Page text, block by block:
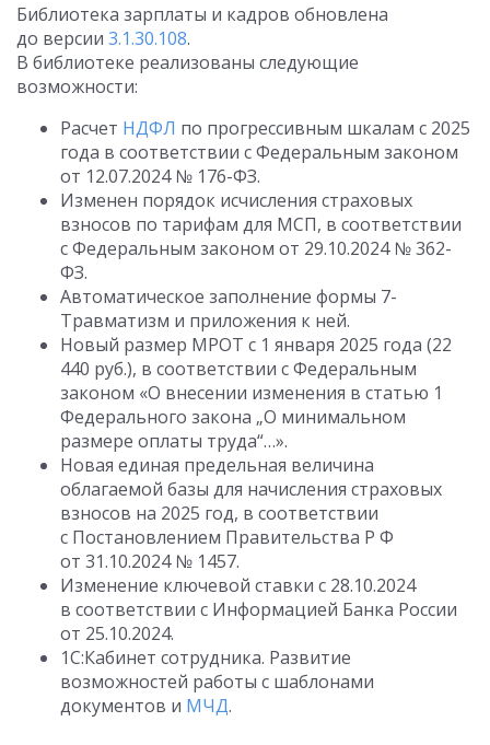
Библиотека зарплаты и кадров обновлена
до версии 3.1.30.108.
В библиотеке реализованы следующие
возможности:
Расчет НДФЛ по прогрессивным шкалам с 2025
года в соответствии с Федеральным законом
от 12.07.2024№ 176-ФЗ.
Изменен порядок исчисления страховых
взносов по тарифам для МСП, в соответствии
с Федеральным законом от 29.10.2024№ 362-
ФЗ.
Автоматическое заполнение формы 7-
Травматизм и приложения к ней.
Новый размер МРОТ с 1 января 2025 года (22
440 руб.), в соответствии с Федеральным
законом «О внесении изменения в статью 1
Федерального закона „О минимальном
размере оплаты труда“…».
Новая единая предельная величина
облагаемой базы для начисления страховых
взносов на 2025 год, в соответствии
с Постановлением Правительства Р Ф
от 31.10.2024№ 1457.
Изменение ключевой ставки с 28.10.2024
в соответствии с Информацией Банка России
от 25.10.2024.
1С:Кабинет сотрудника. Развитие
возможностей работы с шаблонами
документов и МЧД.